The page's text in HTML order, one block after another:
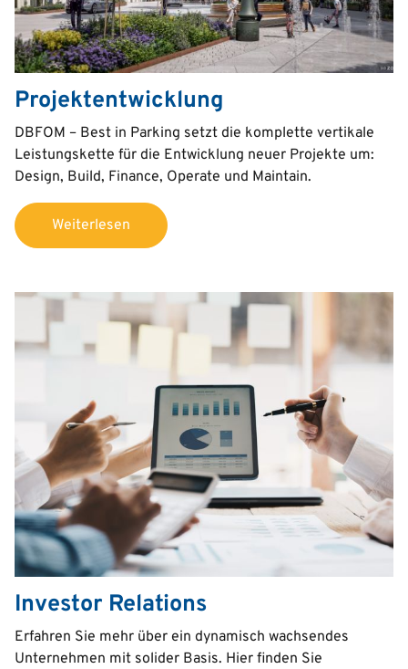
Projektentwicklung
Text
DBFOM – Best in Parking setzt die komplette vertikale
Leistungskette für die Entwicklung neuer Projekte um:
Design, Build, Finance, Operate und Maintain.
Weiterlesen
Investor Relations
Text
Erfahren Sie mehr über ein dynamisch wachsendes
Unternehmen mit solider Basis. Hier finden Sie